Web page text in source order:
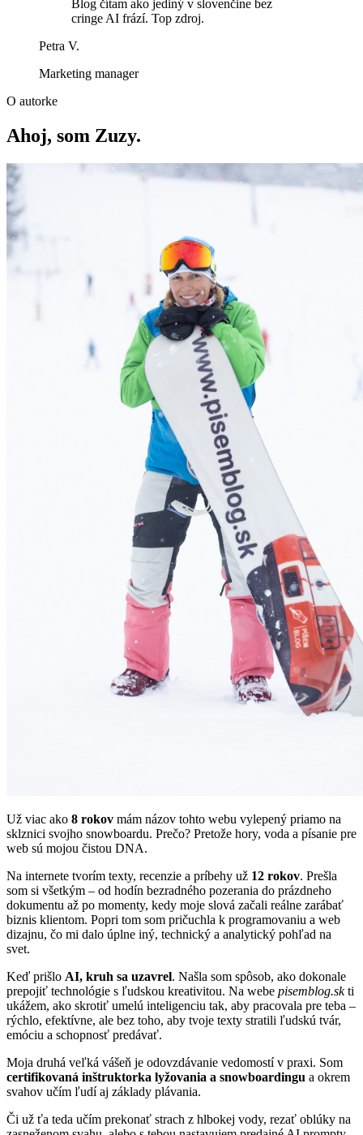
Blog čítam ako jediný v slovenčine bez
cringe AI frází. Top zdroj.
Petra V.
Marketing manager
O autorke
Ahoj, som Zuzy.
Už viac ako 8 rokov mám názov tohto webu vylepený priamo na
sklznici svojho snowboardu. Prečo? Pretože hory, voda a písanie pre
web sú mojou čistou DNA.
Na internete tvorím texty, recenzie a príbehy už 12 rokov. Prešla
som si všetkým – od hodín bezradného pozerania do prázdneho
dokumentu až po momenty, kedy moje slová začali reálne zarábať
biznis klientom. Popri tom som pričuchla k programovaniu a web
dizajnu, čo mi dalo úplne iný, technický a analytický pohľad na
svet.
Keď prišlo AI, kruh sa uzavrel. Našla som spôsob, ako dokonale
prepojiť technológie s ľudskou kreativitou. Na webe pisemblog.skti
ukážem, ako skrotiť umelú inteligenciu tak, aby pracovala pre teba –
rýchlo, efektívne, ale bez toho, aby tvoje texty stratili ľudskú tvár,
emóciu a schopnosť predávať.
Moja druhá veľká vášeň je odovzdávanie vedomostí v praxi. Som
certifikovaná inštruktorka lyžovania a snowboardingu a okrem
svahov učím ľudí aj základy plávania.
Či už ťa teda učím prekonať strach z hlbokej vody, rezať oblúky na